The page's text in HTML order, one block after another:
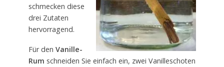
schmecken diese
drei Zutaten
hervorragend.
Für den Vanille-
Rum schneiden Sie einfach ein, zwei Vanilleschoten